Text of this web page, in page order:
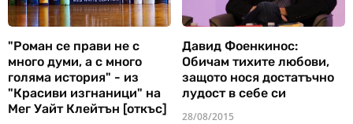
"Роман се прави не с
много думи, а с много
голяма история" - из
"Красиви изгнаници" на
Мег Уайт Клейтън [откъс]
Давид Фоенкинос:
Обичам тихите любови,
защото нося достатъчно
лудост в себе си
28/08/2015